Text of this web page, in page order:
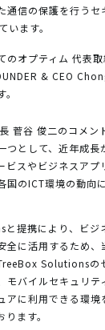
通信の保護を行うセ
ます。
のオプティム 代表
& CEO
菅谷 俊二のコメン
つとして、近年成長
ビスやビジネスアプ
国のICT環境の動向
提携により、ビジ
全に活用するため、
Solutionsの
モバイルセキュリテ
アに利用できる環境
ます。